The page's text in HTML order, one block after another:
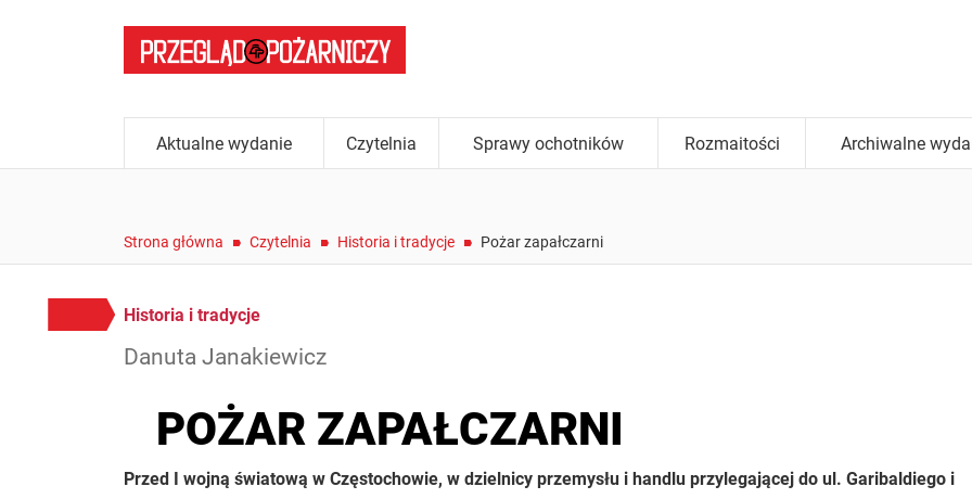
Aktualne wydanie Czytelnia Sprawy ochotników Rozmaitości Archiwalne
Strona główna /
Czytelnia /
Historia i tradycje /
Pożar zapałczarni
Historia i tradycje
Danuta Janakiewicz
POŻAR ZAPAŁCZARNI
Przed I wojną światową w Częstochowie, w dzielnicy przemysłu i handlu przylegającej do ul. Garibaldiego i